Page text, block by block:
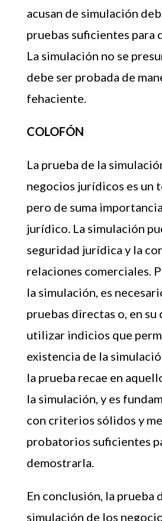
acusan de simulación
pruebas suficientes para
La simulación no se
debe ser probada de
fehaciente.
COLOFÓN
La prueba de la
negocios jurídicos es un
pero de suma
jurídico. La simulación
seguridad jurídica y la
relaciones comerciales.
la simulación, es
pruebas directas o, en su
utilizar indicios que
existencia de la
la prueba recae en
la simulación, y es
con criterios sólidos y
probatorios suficientes
demostrarla.
En conclusión, la prueba
simulación de los